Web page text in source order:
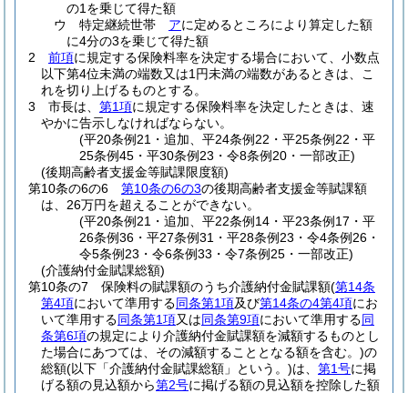
の1を乗じて得た額
ウ
特定継続世帯 アに定めるところにより算定した額
に4分の3を乗じて得た額
2
前項に規定する保険料率を決定する場合において、小数点
以下第4位未満の端数又は1円未満の端数があるときは、こ
れを切り上げるものとする。
3
市長は、 第1項に規定する保険料率を決定したときは、速
やかに告示しなければならない。
(平20条例21・追加、平24条例22・平25条例22・平
25条例45・平30条例23・令8条例20・一部改正)
(後期高齢者支援金等賦課限度額)
第10条の6の6
第10条の6の3の後期高齢者支援金等賦課額
は、26万円を超えることができない。
(平20条例21・追加、平22条例14・平23条例17・平
26条例36・平27条例31・平28条例23・令4条例26・
令5条例23・令6条例33・令7条例25・一部改正)
(介護納付金賦課総額)
第10条の7
保険料の賦課額のうち介護納付金賦課額(第14条
第4項において準用する同条第1項及び第14条の4第4項にお
いて準用する同条第1項又は同条第9項において準用する同
条第6項の規定により介護納付金賦課額を減額するものとし
た場合にあつては、その減額することとなる額を含む。)の
総額(以下「介護納付金賦課総額」という。)は、 第1号に掲
げる額の見込額から第2号に掲げる額の見込額を控除した額